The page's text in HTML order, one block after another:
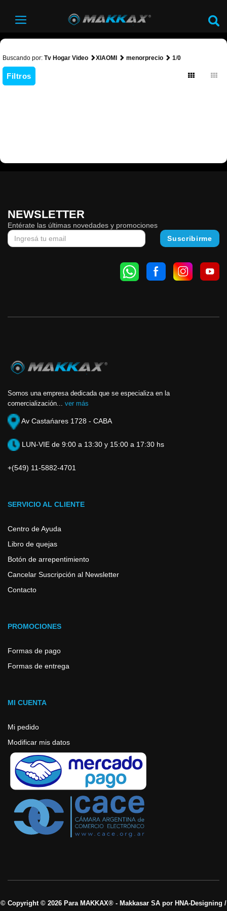
Buscando por: Tv Hogar Video XIAOMI menorprecio 1/0
Filtros
NEWSLETTER
Entérate las últimas novedades y promociones
Somos una empresa dedicada que se especializa en la
comercialización... ver más
Av Castańares 1728 - CABA
LUN-VIE de 9:00 a 13:30 y 15:00 a 17:30 hs
+(549) 11-5882-4701
SERVICIO AL CLIENTE
Centro de Ayuda
Libro de quejas
Botón de arrepentimiento
Cancelar Suscripción al Newsletter
Contacto
PROMOCIONES
Formas de pago
Formas de entrega
MI CUENTA
Mi pedido
Modificar mis datos
© Copyright © 2026 Para MAKKAX® - Makkasar SA por HNA-Designing /